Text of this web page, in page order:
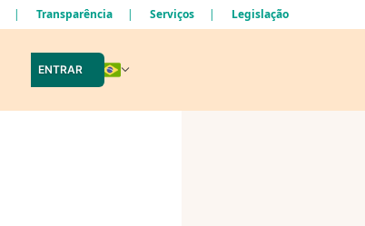
Transparência Serviços
Legislação
ENTRAR